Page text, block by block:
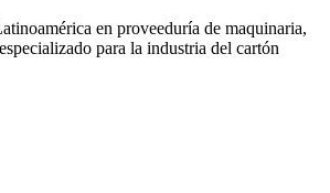
en proveeduría de maquinaria,
para la industria del cartón